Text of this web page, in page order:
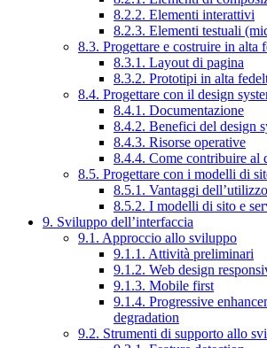
8.2.2. Elementi interattivi
8.2.3. Elementi testuali
8.3. Progettare e costruire in alta
8.3.1. Layout di pagina
8.3.2. Prototipi in alta
8.4. Progettare con il design
8.4.1. Documentazione
8.4.2. Benefici del design
8.4.3. Risorse operative
8.4.4. Come contribuire al
8.5. Progettare con i modelli di
8.5.1. Vantaggi
8.5.2. I modelli di sito e
9. Sviluppo dell’interfaccia
9.1. Approccio allo sviluppo
9.1.1. Attività preliminari
9.1.2. Web design
9.1.3. Mobile first
9.1.4. Progressive
degradation
9.2. Strumenti di supporto allo